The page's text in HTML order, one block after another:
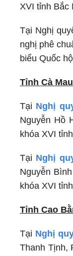
XVI tỉnh Bắc
Tại Nghị
nghị phê
biểu Quốc
Tỉnh Cà Mau
Tại Nghị
Nguyễn Hồ
khóa XVI
Tại Nghị
Nguyễn
khóa XVI
Tỉnh Cao
Tại Nghị
Thanh Tịnh,